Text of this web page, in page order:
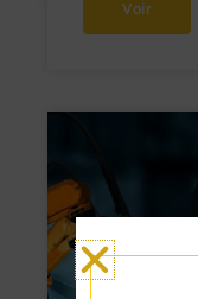
Voir